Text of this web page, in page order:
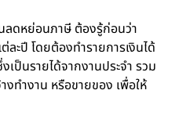
ลดหย่อนภาษี ต้องรู้ก่อนว่า
ละปี โดยต้องทำรายการเงินได้
ป็นรายได้จากงานประจำ รวม
งทำงาน หรือขายของ เพื่อให้